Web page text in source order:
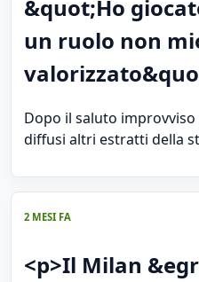
&quot;Ho
un ruolo non
Dopo il saluto
diffusi altri estratti della
2 MESI FA
<p>Il Milan